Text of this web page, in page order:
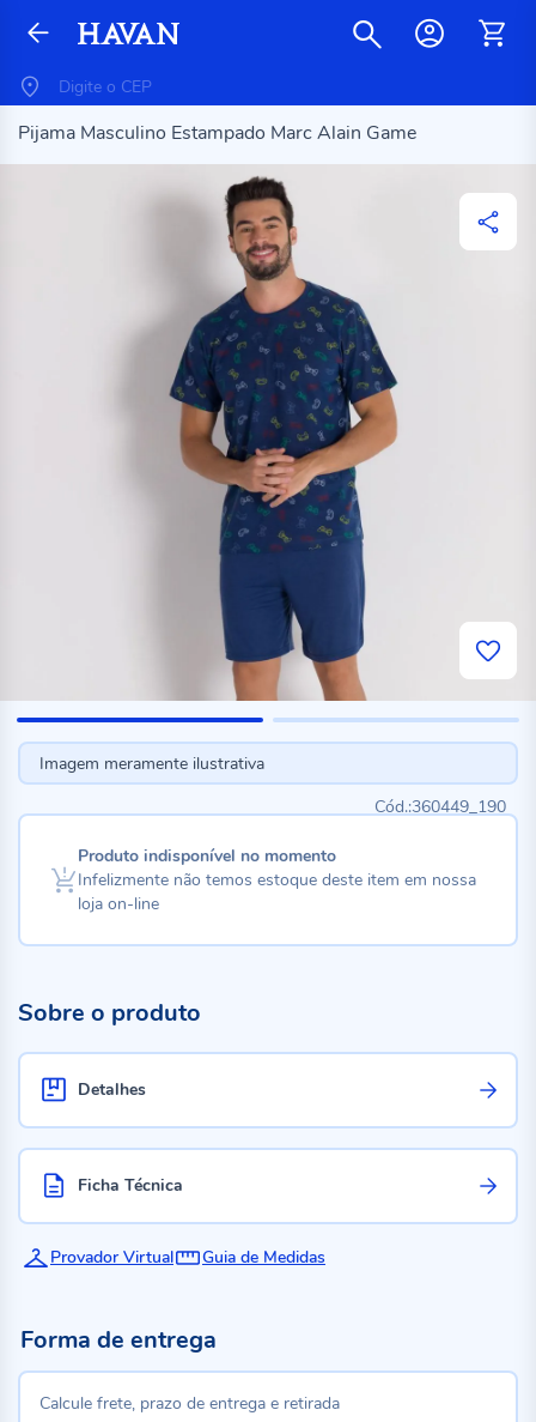
Pijama Masculino Estampado Marc Alain Game
Imagem meramente ilustrativa
360449_190
Produto indisponível no momento
Infelizmente não temos estoque deste item em nossa
loja on-line
Sobre o produto
Detalhes
Ficha Técnica
Provador Virtual Guia de Medidas
Forma de entrega
Calcule frete, prazo de entrega e retirada